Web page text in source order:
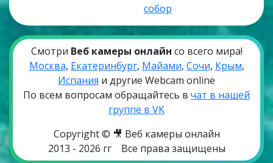
собор
Смотри Веб камеры онлайн со всего мира!
Москва, Екатеринбург, Майами, Сочи, Крым,
Испания и другие Webcam online
По всем вопросам обращайтесь в чат в нашей
группе в VK
Copyright © 🎥 Веб камеры онлайн
2013 - 2026 гг
Все права защищены